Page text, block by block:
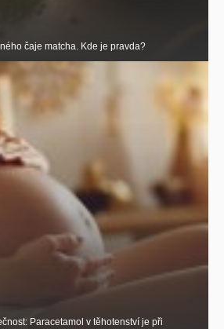
čaje matcha. Kde je pravda?
Paracetamol v těhotenství je při